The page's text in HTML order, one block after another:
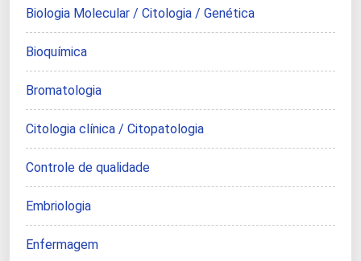
Biologia Molecular / Citologia / Genética
Bioquímica
Bromatologia
Citologia clínica / Citopatologia
Controle de qualidade
Embriologia
Enfermagem